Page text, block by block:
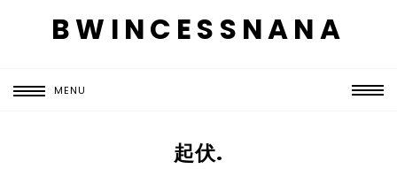
BWINCESSNANA
MENU
起伏.